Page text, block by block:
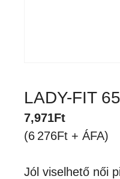
LADY-FIT
7,971Ft
(6 276Ft + ÁFA)
Jól viselhető női